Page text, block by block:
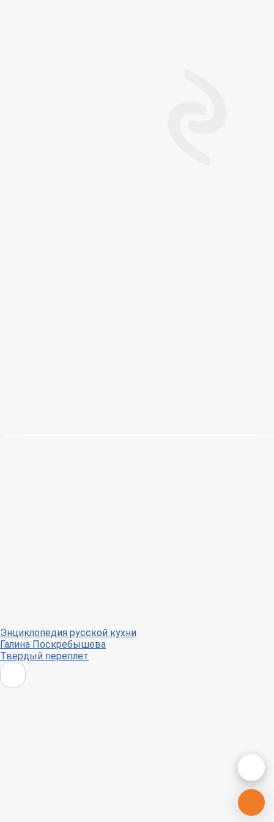
Энциклопедия русской кухни
Галина Поскребышева
Твердый переплет